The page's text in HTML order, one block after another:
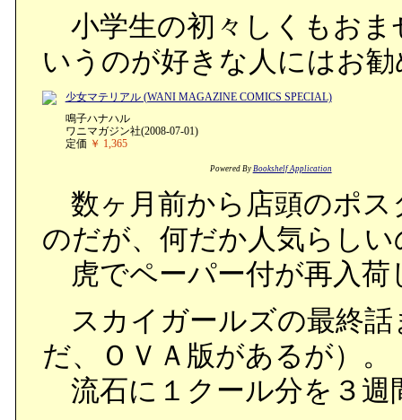
小学生の初々しくもお
いうのが好きな人にはお勧
少女マテリアル (WANI MAGAZINE COMICS SPECIAL)
鳴子ハナハル
ワニマガジン社(2008-07-01)
定価 ￥ 1,365
Powered By Bookshelf Application
数ヶ月前から店頭のポス
のだが、何だか人気らしい
虎でペーパー付が再入荷
スカイガールズの最終話
だ、ＯＶＡ版があるが）。
流石に１クール分を３週